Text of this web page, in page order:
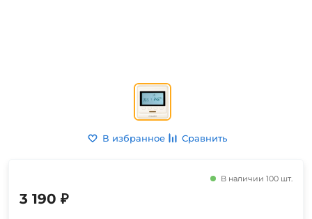
В избранное Сравнить
В наличии 100 шт.
3 190 ₽